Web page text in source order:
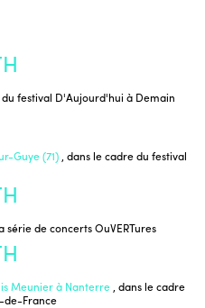
festival D'Aujourd'hui à Demain
Guye (71) , dans le cadre du festival
série de concerts OuVERTures
Meunier à Nanterre , dans le cadre
de-France